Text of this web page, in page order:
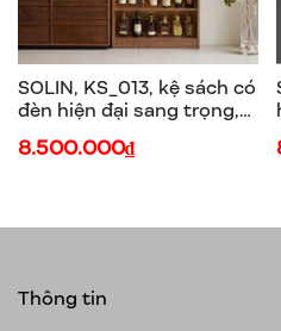
SOLIN, KS_013, kệ sách có
đèn hiện đại sang trọng,
phủ veneer, Nội thất Nhà
8.500.000₫
Thông tin